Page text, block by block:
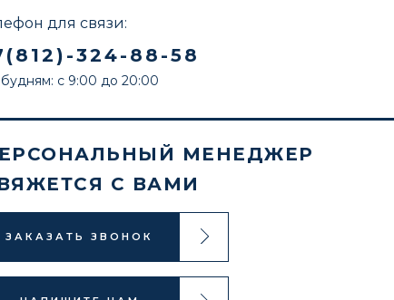
для связи:
324-88-58
МЕНЕДЖЕР
С ВАМИ
с 9:00 до 20:00
ЗАКАЗАТЬ ЗВОНОК